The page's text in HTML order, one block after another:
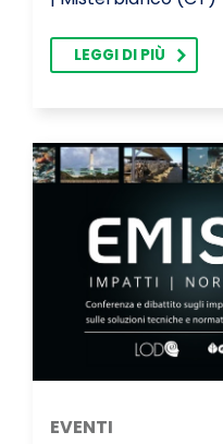
LEGGI DI PIÙ
EVENTI